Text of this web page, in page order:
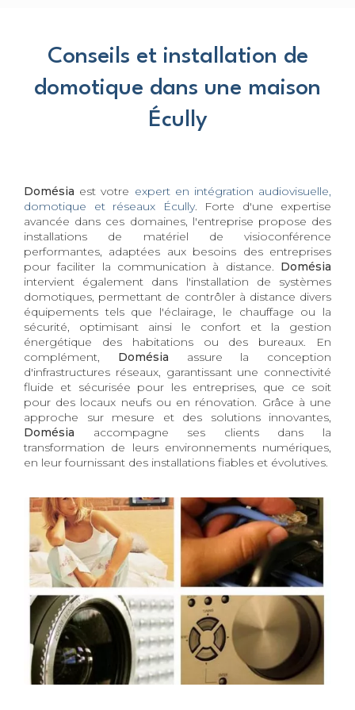
Conseils et installation de
domotique dans une maison
Écully
Domésia est votre expert en intégration audiovisuelle,
domotique et réseaux Écully. Forte d'une expertise
avancée dans ces domaines, l'entreprise propose des
installations de matériel de visioconférence
performantes, adaptées aux besoins des entreprises
pour faciliter la communication à distance. Domésia
intervient également dans l'installation de systèmes
domotiques, permettant de contrôler à distance divers
équipements tels que l'éclairage, le chauffage ou la
sécurité, optimisant ainsi le confort et la gestion
énergétique des habitations ou des bureaux. En
complément, Domésia assure la conception
d'infrastructures réseaux, garantissant une connectivité
fluide et sécurisée pour les entreprises, que ce soit
pour des locaux neufs ou en rénovation. Grâce à une
approche sur mesure et des solutions innovantes,
Domésia accompagne ses clients dans la
transformation de leurs environnements numériques,
en leur fournissant des installations fiables et évolutives.